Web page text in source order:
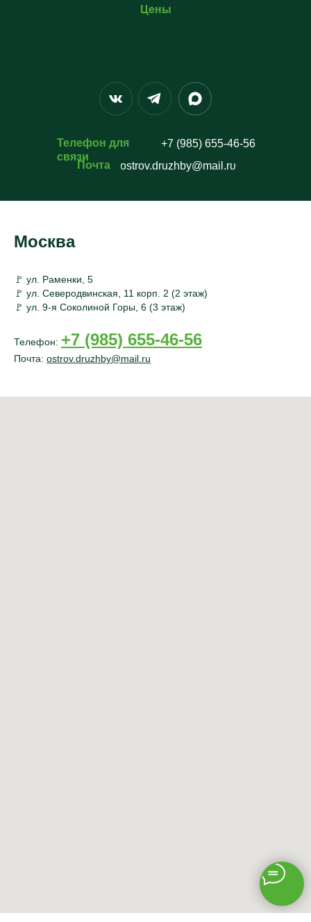
Цены
Почта
Телефон для
связи
+7 (985) 655-46-56
ostrov.druzhby@mail.ru
Москва
🚩 ул. Раменки, 5
🚩 ул. Северодвинская, 11 корп. 2 (2 этаж)
🚩 ул. 9-я Соколиной Горы, 6 (3 этаж)
Телефон: +7 (985) 655-46-56
Почта: ostrov.druzhby@mail.ru